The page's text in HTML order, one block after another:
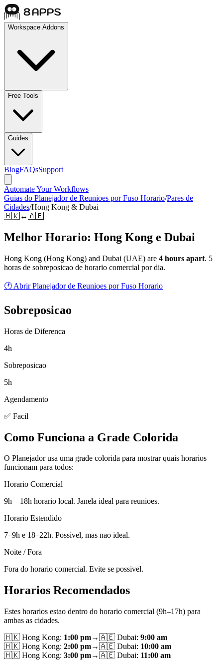
Workspace Addons
Free Tools
Guides
BlogFAQsSupport
Automate Your Workflows
Guias do Planejador de Reunioes por Fuso Horario/Pares de
Cidades/Hong Kong & Dubai
🇭🇰↔🇦🇪
Melhor Horario: Hong Kong e Dubai
Hong Kong (Hong Kong) and Dubai (UAE) are 4 hours apart. 5
horas de sobreposicao de horario comercial por dia.
🕐 Abrir Planejador de Reunioes por Fuso Horario
Sobreposicao
Horas de Diferenca
4h
Sobreposicao
5h
Agendamento
✅ Facil
Como Funciona a Grade Colorida
O Planejador usa uma grade colorida para mostrar quais horarios
funcionam para todos:
Horario Comercial
9h – 18h horario local. Janela ideal para reunioes.
Horario Estendido
7–9h e 18–22h. Possivel, mas nao ideal.
Noite / Fora
Fora do horario comercial. Evite se possivel.
Horarios Recomendados
Estes horarios estao dentro do horario comercial (9h–17h) para
ambas as cidades.
🇭🇰 Hong Kong: 1:00 pm→🇦🇪 Dubai: 9:00 am
🇭🇰 Hong Kong: 2:00 pm→🇦🇪 Dubai: 10:00 am
🇭🇰 Hong Kong: 3:00 pm→🇦🇪 Dubai: 11:00 am